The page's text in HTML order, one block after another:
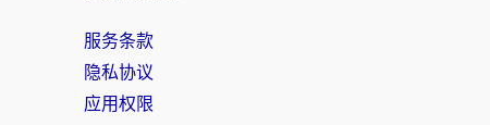
服务条款
隐私协议
应用权限